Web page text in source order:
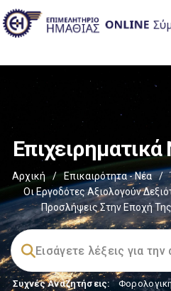
Αρχική / Επικαιρότητα - Νέα /
Οι Εργοδότες Αξιολογούν
Προσλήψεις Στην Εποχή
Συχνές Αναζητήσεις: